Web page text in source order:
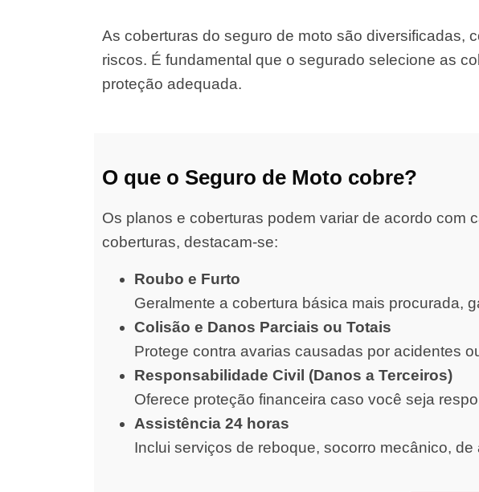
As coberturas do seguro de moto são diversificadas,
riscos. É fundamental que o segurado selecione as
proteção adequada.
O que o Seguro de Moto cobre?
Os planos e coberturas podem variar de acordo com
coberturas, destacam-se:
Roubo e Furto
Geralmente a cobertura básica mais procurada,
Colisão e Danos Parciais ou Totais
Protege contra avarias causadas por acidentes
Responsabilidade Civil (Danos a Terceiros)
Oferece proteção financeira caso você seja
Assistência 24 horas
Inclui serviços de reboque, socorro mecânico,